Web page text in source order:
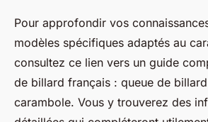
Pour approfondir vos
modèles spécifiques adaptés au
consultez ce lien vers un guide
de billard français : queue de
carambole. Vous y trouverez des